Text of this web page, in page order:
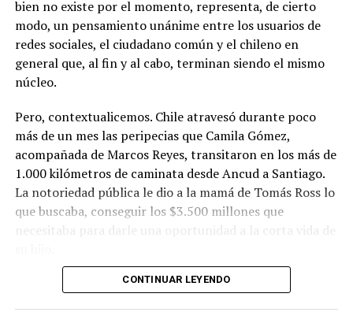
bien no existe por el momento, representa, de cierto
modo, un pensamiento unánime entre los usuarios de
redes sociales, el ciudadano común y el chileno en
general que, al fin y al cabo, terminan siendo el mismo
núcleo.
Pero, contextualicemos. Chile atravesó durante poco
más de un mes las peripecias que Camila Gómez,
acompañada de Marcos Reyes, transitaron en los más de
1.000 kilómetros de caminata desde Ancud a Santiago.
La notoriedad pública le dio a la mamá de Tomás Ross lo
que buscaba, conseguir los $3.500 millones que
necesitaba para darle una oportunidad a la corta vida de
La solidaridad y empatía de los chilenos en cada paso
CONTINUAR LEYENDO